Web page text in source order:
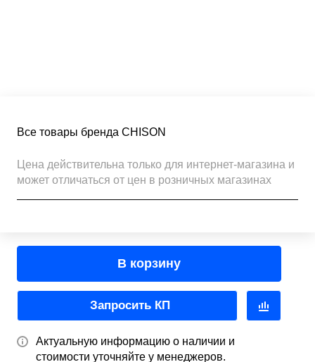
Все товары бренда CHISON
Цена действительна только для интернет-магазина и
может отличаться от цен в розничных магазинах
В корзину
Запросить КП
Актуальную информацию о наличии и
стоимости уточняйте у менеджеров.